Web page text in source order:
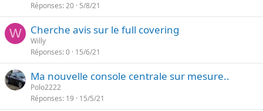
Réponses 20 5/8/21
W Cherche avis sur le full covering
Willy
Réponses 0 15/6/21
Ma nouvelle console centrale sur mesure..
Polo2222
Réponses 19 15/5/21